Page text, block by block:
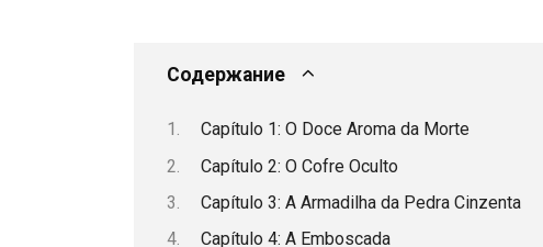
Содержание
Capítulo 1: O Doce Aroma da Morte
Capítulo 2: O Cofre Oculto
Capítulo 3: A Armadilha da Pedra Cinzenta
Capítulo 4: A Emboscada